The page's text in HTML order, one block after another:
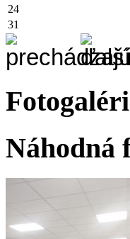
24
31
Náhodná